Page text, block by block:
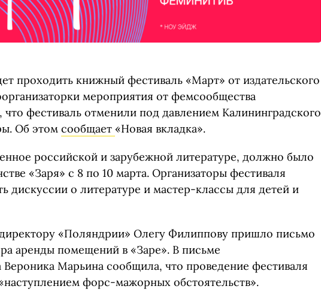
проходить книжный фестиваль «Март» от издательского
мероприятия от фемсообщества
фестиваль отменили под давлением Калининградского
Об этом сообщает «Новая вкладка».
российской и зарубежной литературе, должно было
«Заря» с 8 по 10 марта. Организаторы фестиваля
дискуссии о литературе и мастер-классы для детей и
«Поляндрии» Олегу Филиппову пришло письмо
аренды помещений в «Заре». В письме
Марьина сообщила, что проведение фестиваля
форс-мажорных обстоятельств».